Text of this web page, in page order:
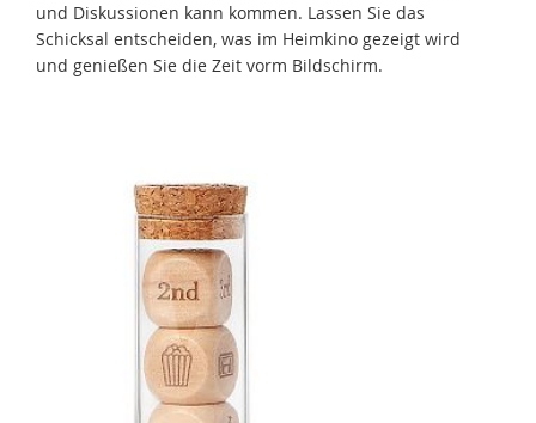
und Diskussionen kann kommen. Lassen Sie das
Schicksal entscheiden, was im Heimkino gezeigt wird
und genießen Sie die Zeit vorm Bildschirm.